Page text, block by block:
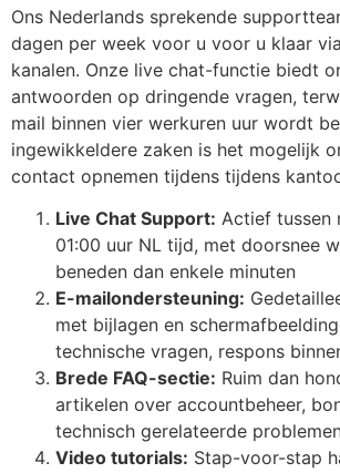
Panel
Panel
Panel
Panel
panel
panel
panel
giriş
sale
Ons Nederlands sprekende
dagen per week voor u voor u klaar
kanalen. Onze live chat-functie biedt
antwoorden op dringende vragen,
mail binnen vier werkuren uur wordt
ingewikkeldere zaken is het mogelijk
contact opnemen tijdens tijdens
Live Chat Support: Actief tussen
01:00 uur NL tijd, met doorsnee
beneden dan enkele minuten
E-mailondersteuning:
met bijlagen en
technische vragen, respons
Brede FAQ-sectie: Ruim dan
artikelen over accountbeheer,
technisch gerelateerde
Video tutorials: Stap-voor-stap